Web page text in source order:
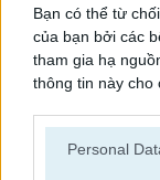
Bạn có thể từ
của bạn bởi các
tham gia hạ
thông tin này cho
lộ thêm thông
Personal
Bubble Spirit